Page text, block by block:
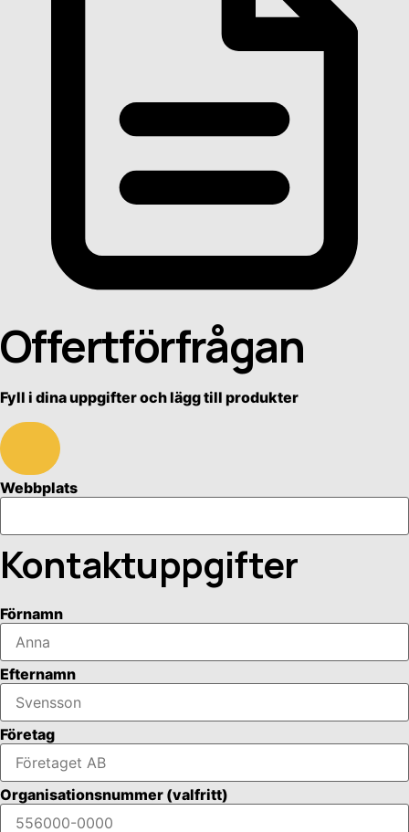
Offertförfrågan
Fyll i dina uppgifter och lägg till produkter
Webbplats
Kontaktuppgifter
Förnamn
Efternamn
Företag
Organisationsnummer (valfritt)